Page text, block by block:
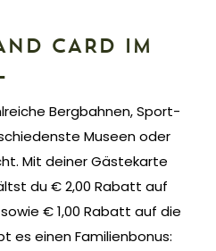
CARD IM
Bergbahnen, Sport-
Museen oder
Mit deiner Gästekarte
du € 2,00 Rabatt auf
€ 1,00 Rabatt auf die
es einen Familienbonus: